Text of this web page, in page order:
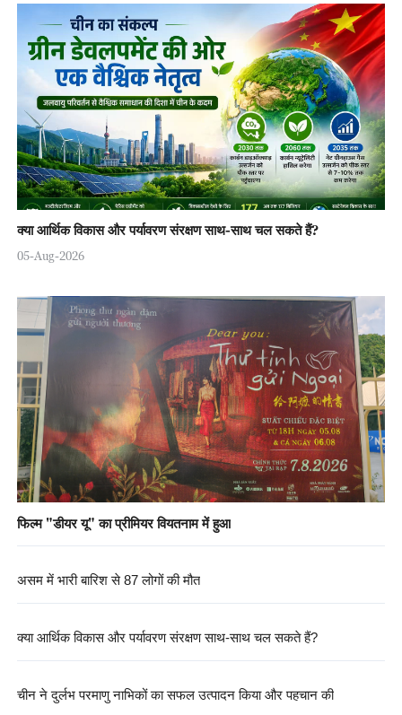
क्या आर्थिक विकास और पर्यावरण संरक्षण साथ-साथ चल सकते हैं?
05-Aug-2026
फिल्म "डीयर यू" का प्रीमियर वियतनाम में हुआ
असम में भारी बारिश से 87 लोगों की मौत
क्या आर्थिक विकास और पर्यावरण संरक्षण साथ-साथ चल सकते हैं?
चीन ने दुर्लभ परमाणु नाभिकों का सफल उत्पादन किया और पहचान की